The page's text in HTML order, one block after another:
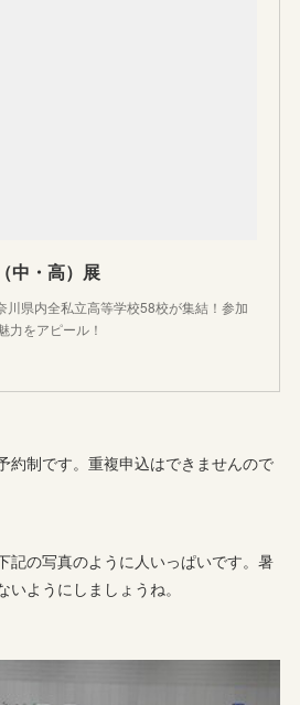
中・高）展
川県内全私立高等学校58校が集結！参加
力をアピール！
約制です。重複申込はできませんので
記の写真のように人いっぱいです。暑
ようにしましょうね。